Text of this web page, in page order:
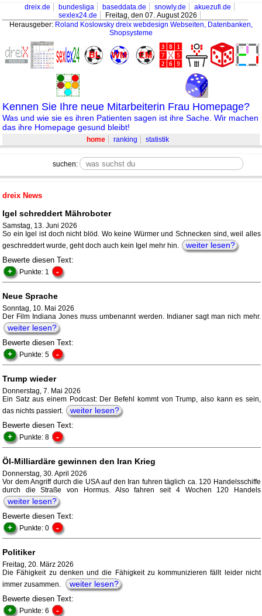
dreix.de bundesliga baseddata.de snowly.de
akuezufi.de
sexlex24.de
Freitag, den 07. August 2026
Herausgeber: Roland Koslowsky dreix webdesign Webseiten, Datenbanken,
Shopsysteme
Kennen Sie Ihre neue Mitarbeiterin Frau Homepage?
Was und wie sie es ihren Patienten sagen ist ihre Sache. Wir machen
das ihre Homepage gesund bleibt!
home ranking statistik
suchen:
dreix News
Igel schreddert Mähroboter
Samstag, 13. Juni 2026
So ein Igel ist doch nicht blöd. Wo keine Würmer und Schnecken sind, weil alles
geschreddert wurde, geht doch auch kein Igel mehr hin.
weiter lesen?
Bewerte diesen Text:
+ Punkte: 1 -
Neue Sprache
Sonntag, 10. Mai 2026
Der Film Indiana Jones muss umbenannt werden. Indianer sagt man nich mehr.
weiter lesen?
Bewerte diesen Text:
+ Punkte: 5 -
Trump wieder
Donnerstag, 7. Mai 2026
Ein Satz aus einem Podcast: Der Befehl kommt von Trump, also kann es sein,
das nichts passiert.
weiter lesen?
Bewerte diesen Text:
+ Punkte: 8 -
Öl-Milliardäre gewinnen den Iran Krieg
Donnerstag, 30. April 2026
Vor dem Angriff durch die USA auf den Iran fuhren täglich ca. 120 Handelsschiffe
durch die Straße von Hormus. Also fahren seit 4 Wochen 120 Handels
weiter lesen?
Bewerte diesen Text:
+ Punkte: 0 -
Politiker
Freitag, 20. März 2026
Die Fähigkeit zu denken und die Fähigkeit zu kommunizieren fällt leider nicht
immer zusammen.
weiter lesen?
Bewerte diesen Text:
+ Punkte: 6 -